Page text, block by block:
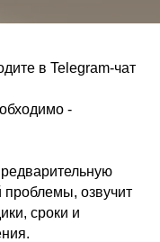
в Telegram-чат
-
озвучит
сроки и